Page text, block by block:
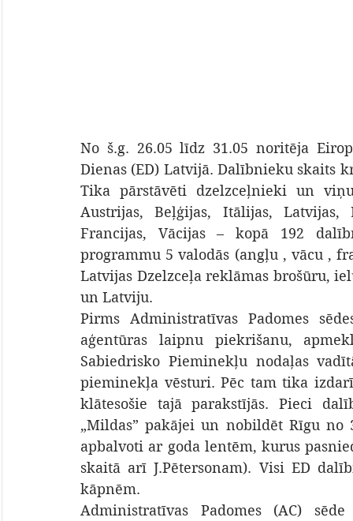
No š.g. 26.05 līdz 31.05 noritēja
Dienas (ED) Latvijā. Dalībnieku skaits
Tika pārstāvēti dzelzceļnieki un
Austrijas, Beļģijas, Itālijas, Latvijas,
Francijas, Vācijas – kopā 192
programmu 5 valodās (angļu , vācu ,
Latvijas Dzelzceļa reklāmas brošūru,
un Latviju.
Pirms Administratīvas Padomes
aģentūras laipnu piekrišanu,
Sabiedrisko Pieminekļu nodaļas
pieminekļa vēsturi. Pēc tam tika
klātesošie tajā parakstījās. Pieci
„Mildas” pakājei un nobildēt Rīgu no
apbalvoti ar goda lentēm, kurus
skaitā arī J.Pētersonam). Visi ED
kāpnēm.
Administratīvas Padomes (AC)